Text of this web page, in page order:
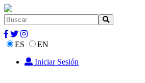
ES
EN
Iniciar Sesión